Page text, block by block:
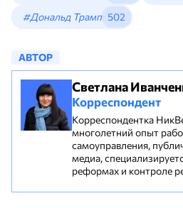
#Дональд Трамп 502
АВТОР
Светлана
Корреспондент
Корреспондентка
многолетний опыт
самоуправления,
медиа,
реформах и контроле